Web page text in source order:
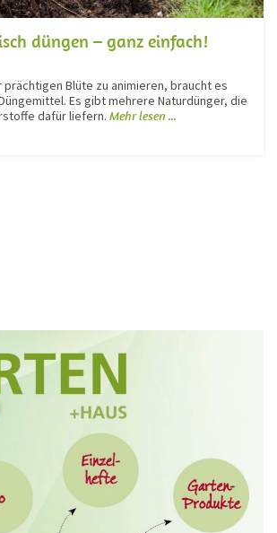
düngen – ganz einfach!
prächtigen Blüte zu animieren, braucht es
Es gibt mehrere Naturdünger, die
dafür liefern. Mehr lesen ...